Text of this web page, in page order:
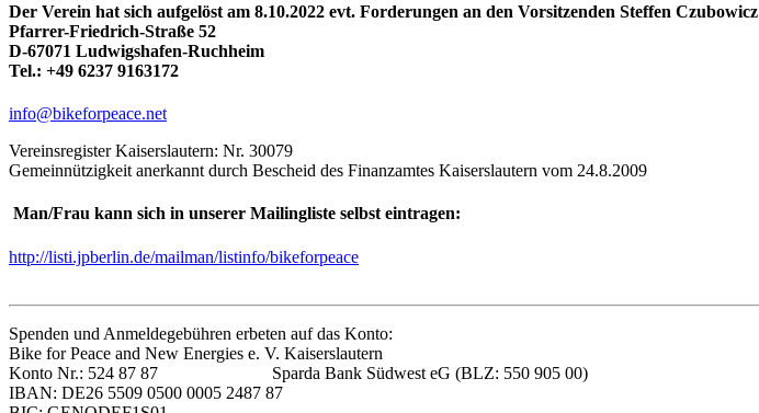
Der Verein hat sich aufgelöst am 8.10.2022 evt. Forderungen an den Vorsitzenden Steffen Czubowicz
Pfarrer-Friedrich-Straße 52
D-67071 Ludwigshafen-Ruchheim
Tel.: +49 6237 9163172
info@bikeforpeace.net
Vereinsregister Kaiserslautern: Nr. 30079
Gemeinnützigkeit anerkannt durch Bescheid des Finanzamtes Kaiserslautern vom 24.8.2009
Man/Frau kann sich in unserer Mailingliste selbst eintragen:
http://listi.jpberlin.de/mailman/listinfo/bikeforpeace
Spenden und Anmeldegebühren erbeten auf das Konto:
Bike for Peace and New Energies e. V. Kaiserslautern
Konto Nr.: 524 87 87 Sparda Bank Südwest eG (BLZ: 550 905 00)
IBAN: DE26 5509 0500 0005 2487 87